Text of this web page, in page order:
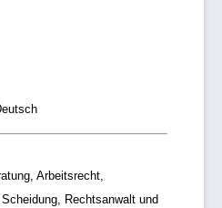
Arbeitsrecht,
Rechtsanwalt und